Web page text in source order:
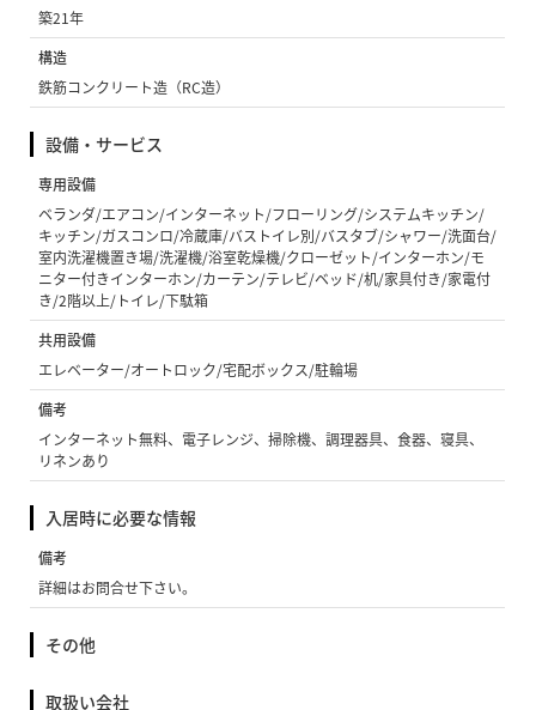
築21年
構造
鉄筋コンクリート造（RC造）
設備・サービス
専用設備
ベランダ/エアコン/インターネット/フローリング/システムキッチン/
キッチン/ガスコンロ/冷蔵庫/バストイレ別/バスタブ/シャワー/洗面台/
室内洗濯機置き場/洗濯機/浴室乾燥機/クローゼット/インターホン/モ
ニター付きインターホン/カーテン/テレビ/ベッド/机/家具付き/家電付
き/2階以上/トイレ/下駄箱
共用設備
エレベーター/オートロック/宅配ボックス/駐輪場
備考
インターネット無料、電子レンジ、掃除機、調理器具、食器、寝具、
リネンあり
入居時に必要な情報
備考
詳細はお問合せ下さい。
その他
取扱い会社